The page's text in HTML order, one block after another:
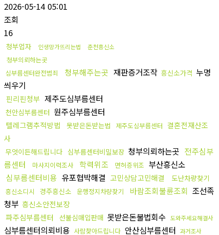
2026-05-14 05:01
조회
16
청부업자 인생망가뜨리는법 춘천흥신소
청부의뢰하는곳
심부름센터완전범죄
청부해주는곳 재판증거조작 흥신소가격 누명
씌우기
핀리핀청부 제주도심부름센터
천안심부름센터 원주심부름센터
텔레그램추적방법 못받은돈받는법 제주도심부름센터 결혼전재산조
사
무엇이든해드립니다 심부름센터비밀보장 청부의뢰하는곳 전주심부
름센터
마사지이력조사 학력위조 면허증위조 부산흥신소
심부름센터비용 유포협박해결 고민상담고민해결 도난차량찾기
흥신소디시 경주흥신소 운행정지차량찾기 바람조회불륜조회 조선족
청부 흥신소안전보장
파주심부름센터
선불심매입판매 못받은돈불법회수 도와주세요해결사
심부름센터의뢰비용 사람찾아드립니다 안산심부름센터 과거조사